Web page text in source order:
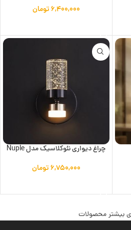
۶,۴۰۰,۰۰۰تومان
چراغ دیواری نئوکلاسیک مدل Nuple
۶,۷۵۰,۰۰۰تومان
بیشتر محصولات